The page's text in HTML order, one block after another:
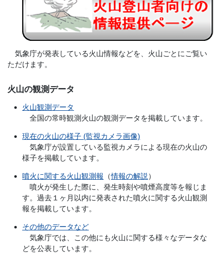
気象庁が発表している火山情報などを、火山ごとにご覧い
ただけます。
火山の観測データ
火山観測データ
全国の常時観測火山の観測データを掲載しています。
現在の火山の様子 (監視カメラ画像)
気象庁が設置している監視カメラによる現在の火山の
様子を掲載しています。
噴火に関する火山観測報 （情報の解説 ）
噴火が発生した際に、発生時刻や噴煙高度等を報じま
す。過去１ヶ月以内に発表された噴火に関する火山観測
報を掲載しています。
その他のデータなど
気象庁では、この他にも火山に関する様々なデータな
どを公表しています。